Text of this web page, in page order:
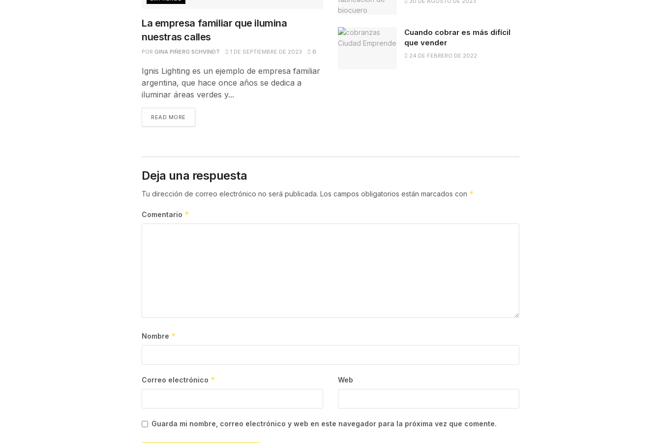
La empresa familiar que ilumina
nuestras calles
POR GINA PIÑERO SCHVINDT 1 DE SEPTIEMBRE DE 2023 0
Ignis Lighting es un ejemplo de empresa familiar
argentina, que hace once años se dedica a
iluminar áreas verdes y...
READ MORE
Cuando cobrar es más difícil
que vender
24 DE FEBRERO DE 2022
Deja una respuesta
Tu dirección de correo electrónico no será publicada. Los campos obligatorios están marcados con *
Comentario *
Nombre *
Correo electrónico * Web
Guarda mi nombre, correo electrónico y web en este navegador para la próxima vez que comente.